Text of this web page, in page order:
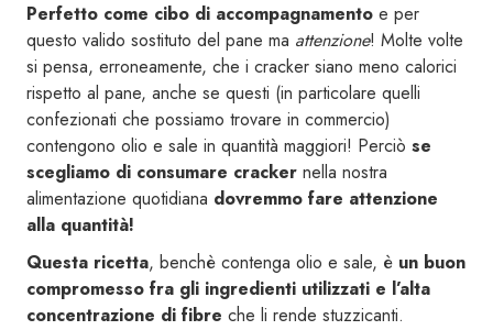
Perfetto come cibo di accompagnamento e per
questo valido sostituto del pane ma attenzione! Molte volte
si pensa, erroneamente, che i cracker siano meno calorici
rispetto al pane, anche se questi (in particolare quelli
confezionati che possiamo trovare in commercio)
contengono olio e sale in quantità maggiori! Perciò se
scegliamo di consumare cracker nella nostra
alimentazione quotidiana dovremmo fare attenzione
alla quantità!
Questa ricetta, benchè contenga olio e sale, è un buon
compromesso fra gli ingredienti utilizzati e l’alta
concentrazione di fibre che li rende stuzzicanti.